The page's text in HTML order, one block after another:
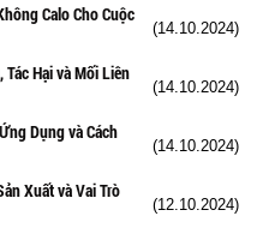
Calo Cho Cuộc
(14.10.2024)
Hại và Mối Liên
(14.10.2024)
Dụng và Cách
(14.10.2024)
Xuất và Vai Trò
(12.10.2024)